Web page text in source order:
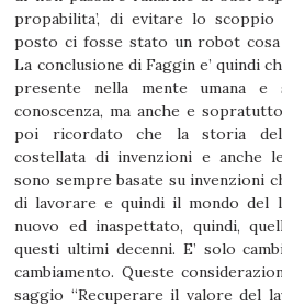
propabilita’, di evitare lo
posto ci fosse stato un robot
La conclusione di Faggin e’ quindi
presente nella mente umana
conoscenza, ma anche e
poi ricordato che la storia
costellata di invenzioni e anche
sono sempre basate su invenzioni
di lavorare e quindi il mondo del
nuovo ed inaspettato, quindi,
questi ultimi decenni. E’ solo
cambiamento. Queste
saggio “Recuperare il valore del